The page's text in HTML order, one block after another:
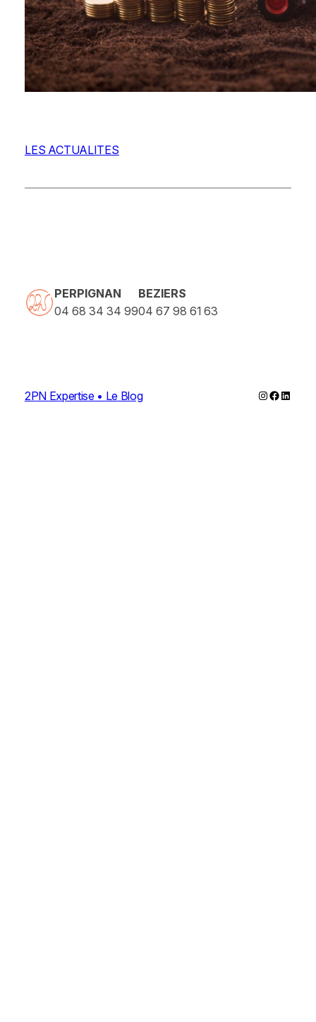
LES ACTUALITES
PERPIGNAN
04 68 34 34 99
BEZIERS
04 67 98 61 63
2PN Expertise • Le Blog Instagram